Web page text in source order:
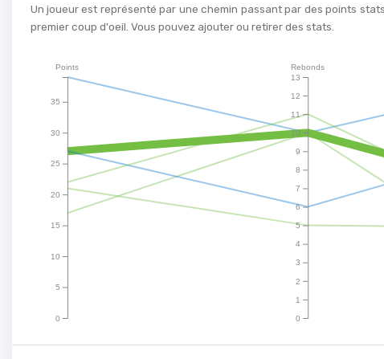
Un joueur est représenté par une chemin passant par des points
premier coup d'oeil. Vous pouvez ajouter ou retirer des stats.
0
5
10
15
20
25
30
35
Points
0
1
2
3
4
5
6
7
8
9
10
11
12
13
Rebonds